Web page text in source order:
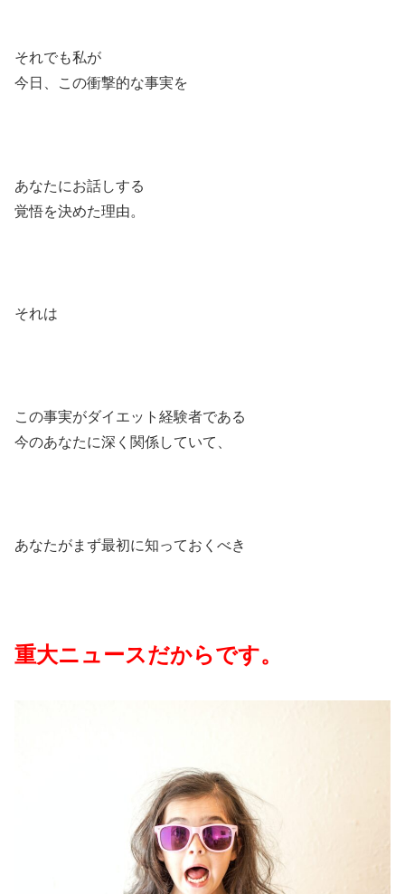
それでも私が
今日、この衝撃的な事実を
あなたにお話しする
覚悟を決めた理由。
それは
この事実がダイエット経験者である
今のあなたに深く関係していて、
あなたがまず最初に知っておくべき
重大ニュースだからです。